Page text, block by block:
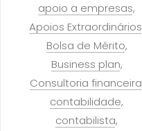
apoio a empresas
Apoios Extraordinários
Bolsa de Mérito
Business plan
Consultoria financeira
contabilidade
contabilista